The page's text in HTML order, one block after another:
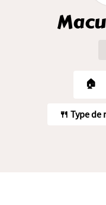
🏠
🍴 Type de